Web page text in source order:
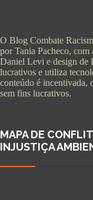
O Blog Combate
por Tania Pacheco,
Daniel Levi e design de
lucrativos e utiliza
conteúdo é incentivada,
sem fins lucrativos.
MAPA DE
INJUSTIÇA